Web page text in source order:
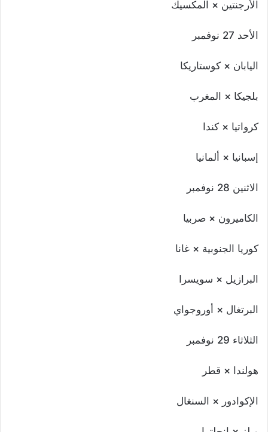
الأرجنتين × المكسيك
الأحد 27 نوفمبر
اليابان × كوستاريكا
بلجيكا × المغرب
كرواتيا × كندا
إسبانيا × ألمانيا
الاثنين 28 نوفمبر
الكاميرون × صربيا
كوريا الجنوبية × غانا
البرازيل × سويسرا
البرتغال × أوروجواي
الثلاثاء 29 نوفمبر
هولندا × قطر
الإكوادور × السنغال